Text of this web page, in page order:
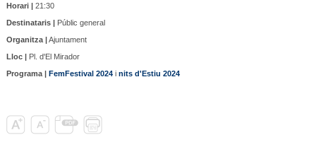
Horari |21:30
Destinataris |Públic general
Organitza |Ajuntament
Lloc |Pl. d'El Mirador
Programa | FemFestival 2024i nits d'Estiu 2024